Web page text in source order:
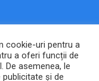
ANPC |SOL
cookie-uri pentru a
a oferi funcții de
De asemenea, le
și de